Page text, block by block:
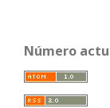
Número